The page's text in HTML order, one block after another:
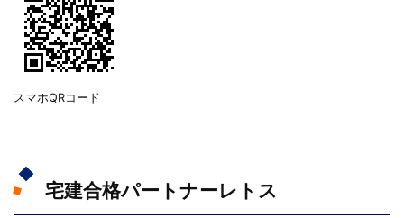
スマホQRコード
宅建合格パートナーレトス